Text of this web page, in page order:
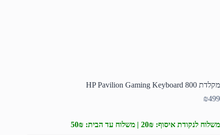
מקלדת HP Pavilion Gaming Keyboard 800
₪499
משלוח לנקודת איסוף: 20₪ | משלוח עד הבית: 50₪